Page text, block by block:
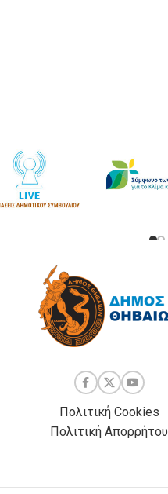
Πολιτική Cookies
Πολιτική Απορρήτου